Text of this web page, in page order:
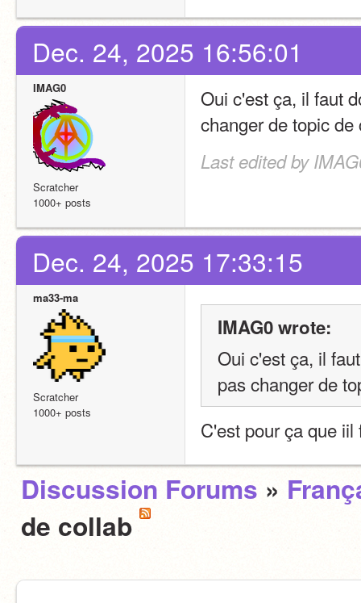
Dec. 24, 2025 16:56:01
IMAG0
Scratcher
1000+ posts
Oui c'est ça, il faut
changer de topic
Last edited by
Dec. 24, 2025 17:33:15
ma33-ma
Scratcher
1000+ posts
IMAG0 wrote:
Oui c'est ça, il
pas changer de
C'est pour ça que iil
Discussion Forums »
de collab